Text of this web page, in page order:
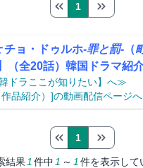
1
チョ・ドゥルホ-罪と罰-（
（全20話）韓国ドラマ紹
韓ドラここが知りたい】へ≫
品紹介）]の動画配信ページへ
結果 1 件中 1 ～ 1 件を表示して
1